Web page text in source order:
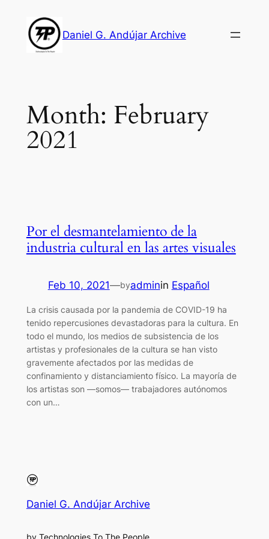
content
Daniel G. Andújar Archive
Month: February
2021
Por el desmantelamiento de la
industria cultural en las artes visuales
Feb 10, 2021—byadminin Español
La crisis causada por la pandemia de COVID-19 ha
tenido repercusiones devastadoras para la cultura. En
todo el mundo, los medios de subsistencia de los
artistas y profesionales de la cultura se han visto
gravemente afectados por las medidas de
confinamiento y distanciamiento físico. La mayoría de
los artistas son —somos— trabajadores autónomos
con un…
Daniel G. Andújar Archive
by Technologies To The People